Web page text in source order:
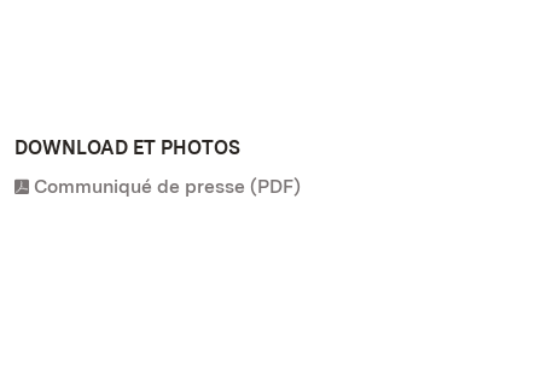
DOWNLOAD ET PHOTOS
Communiqué de presse (PDF)